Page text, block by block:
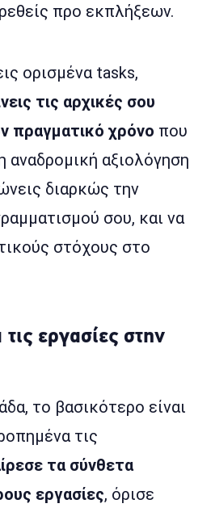
προ εκπλήξεων.
ορισμένα tasks,
τις αρχικές σου
πραγματικό χρόνο που
αναδρομική αξιολόγηση
διαρκώς την
σου, και να
στόχους στο
εργασίες στην
το βασικότερο είναι
τις
τα σύνθετα
εργασίες, όρισε